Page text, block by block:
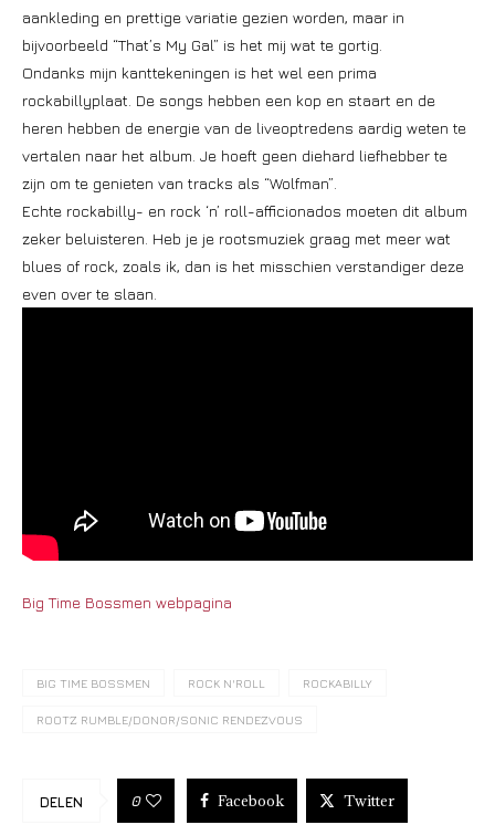
aankleding en prettige variatie gezien worden, maar in
bijvoorbeeld “That’s My Gal” is het mij wat te gortig.
Ondanks mijn kanttekeningen is het wel een prima
rockabillyplaat. De songs hebben een kop en staart en de
heren hebben de energie van de liveoptredens aardig weten te
vertalen naar het album. Je hoeft geen diehard liefhebber te
zijn om te genieten van tracks als “Wolfman”.
Echte rockabilly- en rock ‘n’ roll-afficionados moeten dit album
zeker beluisteren. Heb je je rootsmuziek graag met meer wat
blues of rock, zoals ik, dan is het misschien verstandiger deze
even over te slaan.
Big Time Bossmen webpagina
BIG TIME BOSSMEN ROCK N'ROLL ROCKABILLY
ROOTZ RUMBLE/DONOR/SONIC RENDEZVOUS
DELEN 0 Facebook Twitter